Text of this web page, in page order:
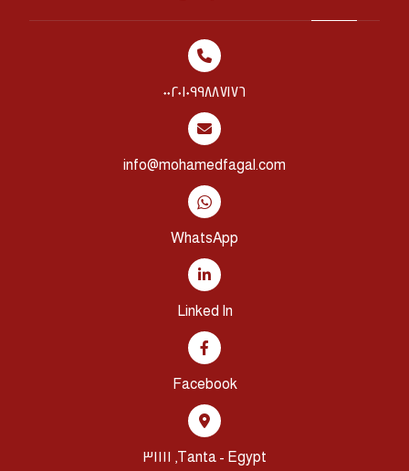
٠٠٢٠١٠٩٩٨٨٧١٧٦
info@mohamedfagal.com
WhatsApp
Linked In
Facebook
Tanta - Egypt, ٣١١١١